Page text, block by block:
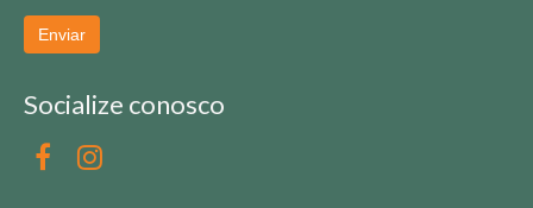
Enviar
Socialize conosco